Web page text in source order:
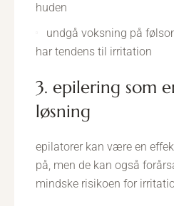
huden
undgå voksning på
har tendens til irritation
3. epilering som en effektiv
løsning
epilatorer kan være en
på, men de kan også
mindske risikoen for